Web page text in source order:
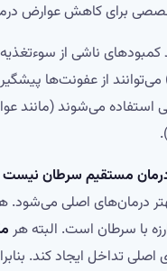
برای کاهش عوارض
ناشی از
از عفونت‌ها
استفاده می‌شوند (مانند
درمان مستقیم سرطان نیست
درمان‌های اصلی می‌شود.
با سرطان است. البته هر
تداخل ایجاد کند.